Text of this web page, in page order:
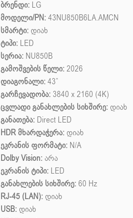
ბრენდი: LG
მოდელი/PN:43NU850B6LA.AMCN
სმარტი: დიახ
ტიპი: LED
სერია: NU850B
გამოშვების წელი:2026
დიაგონალი:43”
გარჩევადობა: 3840 x 2160 (4K)
ცვლადი განახლების სიხშირე: დიახ
განათება: Direct LED
HDR მხარდაჭერა: დიახ
ეკრანის ფორმატი: N/A
Dolby Vision:არა
ეკრანის ტიპი: LED
განახლების სიხშირე:60 Hz
RJ-45 (LAN): დიახ
USB: დიახ